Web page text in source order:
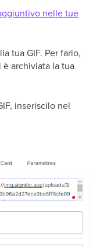
nelle tue
tua GIF. Per farlo,
archiviata la tua
inseriscilo nel